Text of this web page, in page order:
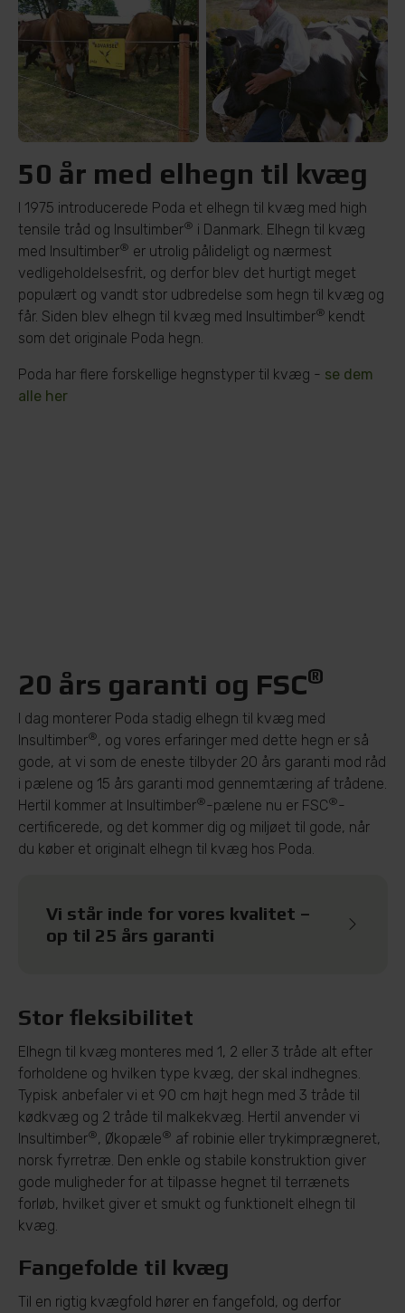
50 år med elhegn til kvæg
I 1975 introducerede Poda et elhegn til kvæg med high
tensile tråd og Insultimber® i Danmark. Elhegn til kvæg
med Insultimber® er utrolig pålideligt og nærmest
vedligeholdelsesfrit, og derfor blev det hurtigt meget
populært og vandt stor udbredelse som hegn til kvæg og
får. Siden blev elhegn til kvæg med Insultimber® kendt
som det originale Poda hegn.
Poda har flere forskellige hegnstyper til kvæg - se dem
alle her
20 års garanti og FSC®
I dag monterer Poda stadig elhegn til kvæg med
Insultimber®, og vores erfaringer med dette hegn er så
gode, at vi som de eneste tilbyder 20 års garanti mod råd
i pælene og 15 års garanti mod gennemtæring af trådene.
Hertil kommer at Insultimber®-pælene nu er FSC®-
certificerede, og det kommer dig og miljøet til gode, når
du køber et originalt elhegn til kvæg hos Poda.
Vi står inde for vores kvalitet –
op til 25 års garanti
Stor fleksibilitet
Elhegn til kvæg monteres med 1, 2 eller 3 tråde alt efter
forholdene og hvilken type kvæg, der skal indhegnes.
Typisk anbefaler vi et 90 cm højt hegn med 3 tråde til
kødkvæg og 2 tråde til malkekvæg. Hertil anvender vi
Insultimber®, Økopæle® af robinie eller trykimprægneret,
norsk fyrretræ. Den enkle og stabile konstruktion giver
gode muligheder for at tilpasse hegnet til terrænets
forløb, hvilket giver et smukt og funktionelt elhegn til
kvæg.
Fangefolde til kvæg
Til en rigtig kvægfold hører en fangefold, og derfor